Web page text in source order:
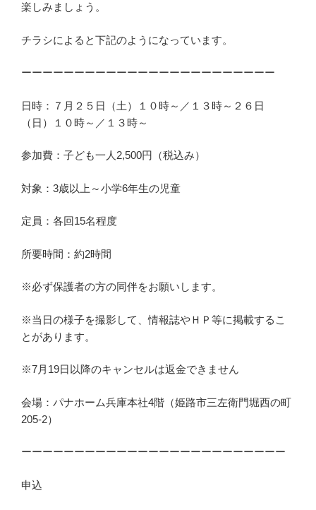
楽しみましょう。
チラシによると下記のようになっています。
ーーーーーーーーーーーーーーーーーーーーーーーー
日時：７月２５日（土）１０時～／１３時～２６日
（日）１０時～／１３時～
参加費：子ども一人2,500円（税込み）
対象：3歳以上～小学6年生の児童
定員：各回15名程度
所要時間：約2時間
※必ず保護者の方の同伴をお願いします。
※当日の様子を撮影して、情報誌やＨＰ等に掲載するこ
とがあります。
※7月19日以降のキャンセルは返金できません
会場：パナホーム兵庫本社4階（姫路市三左衛門堀西の町
205-2）
ーーーーーーーーーーーーーーーーーーーーーーーーー
申込